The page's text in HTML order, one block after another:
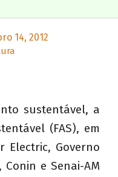
14, 2012
sustentável, a
(FAS), em
Electric, Governo
e Senai-AM